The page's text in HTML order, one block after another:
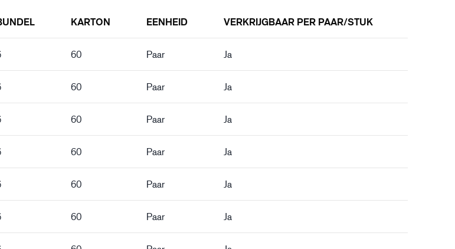
KARTON EENHEID VERKRIJGBAAR PER PAAR/STUK
60 Paar Ja
60 Paar Ja
60 Paar Ja
60 Paar Ja
60 Paar Ja
60 Paar Ja